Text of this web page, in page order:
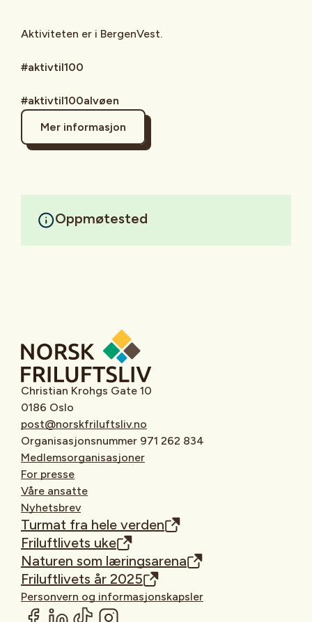
Aktiviteten er i BergenVest.
#aktivtil100
#aktivtil100alvøen
Mer informasjon
Oppmøtested
Christian Krohgs Gate 10
0186 Oslo
post@norskfriluftsliv.no
Organisasjonsnummer 971 262 834
Medlemsorganisasjoner
For presse
Våre ansatte
Nyhetsbrev
Turmat fra hele verden
Friluftlivets uke
Naturen som læringsarena
Friluftlivets år 2025
Personvern og informasjonskapsler